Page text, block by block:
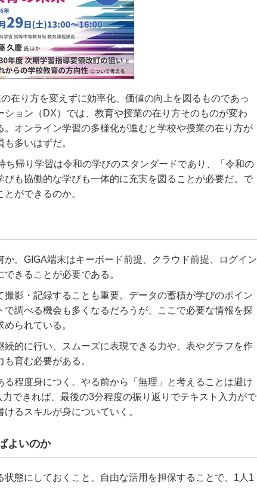
在り方を変えずに効率化、価値の向上を図るものであっ
ション（ DX）では、教育や授業の在り方そのものが変わ
。オンライン学習の多様化が進むと学校や授業の在り方が
多いはずだ。
ち帰り学習は令和の学びのスタンダードであり、「令和の
びも協働的な学びも一体的に充実を図ることが必要だ。で
ができるのか。
。 GIGA端末はキーボード前提、クラウド前提、ログイン
きることが必要である。
影・記録することも重要。データの蓄積が学びのポイン
で調べる機会も多くなるだろうが、ここで必要な情報を探
られている。
続的に行い、スムーズに表現できる力や、表やグラフを作
育む必要がある。
程度身につく。やる前から「無理」と考えることは避け
力できれば、最後の3分程度の振り返りでテキスト入力がで
るスキルが身についていく。
よいのか
態にしておくこと、自由な活用を担保することで、 1 人 1